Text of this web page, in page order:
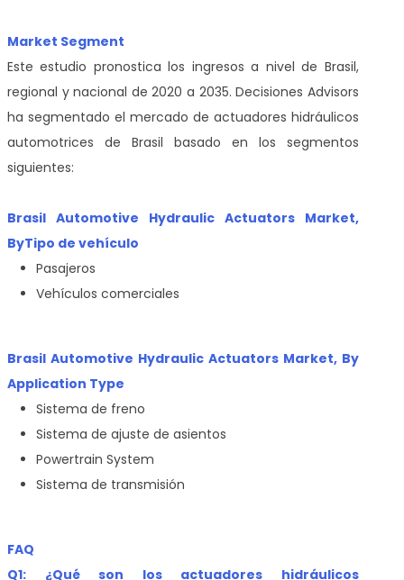
Market Segment
Este estudio pronostica los ingresos a nivel de Brasil,
regional y nacional de 2020 a 2035. Decisiones Advisors
ha segmentado el mercado de actuadores hidráulicos
automotrices de Brasil basado en los segmentos
siguientes:
Brasil Automotive Hydraulic Actuators Market,
ByTipo de vehículo
Pasajeros
Vehículos comerciales
Brasil Automotive Hydraulic Actuators Market, By
Application Type
Sistema de freno
Sistema de ajuste de asientos
Powertrain System
Sistema de transmisión
FAQ
Q1: ¿Qué son los actuadores hidráulicos